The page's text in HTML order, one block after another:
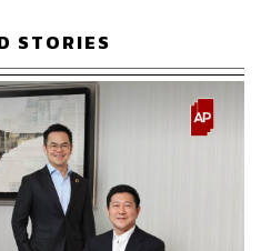
/ KOLs Marketing และ
เปิดโอกาสให้ลูกค้าเข้าถึง
งทุน ผ่านแพลตฟอร์ม LINE
ที่ผสานเทคโนโลยีเข้ากับ
ษา สื่อสารเนื้อหาการเงินที่
ะสร้างความมั่นใจในทุกการ
STORIES